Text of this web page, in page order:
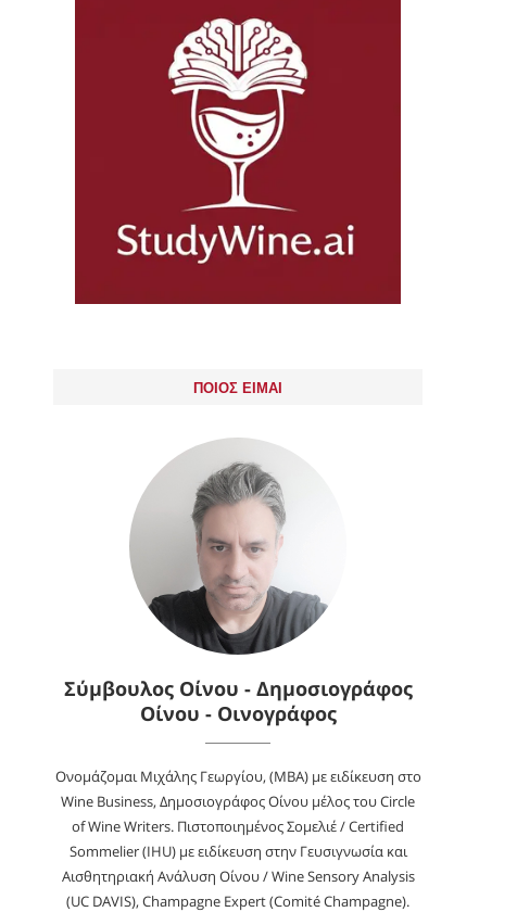
ΠΟΙΟΣ ΕΙΜΑΙ
Σύμβουλος Οίνου - Δημοσιογράφος
Οίνου - Οινογράφος
Ονομάζομαι Μιχάλης Γεωργίου, (MBA) με ειδίκευση στο
Wine Business, Δημοσιογράφος Οίνου μέλος του Circle
of Wine Writers. Πιστοποιημένος Σομελιέ / Certified
Sommelier (IHU) με ειδίκευση στην Γευσιγνωσία και
Αισθητηριακή Ανάλυση Οίνου / Wine Sensory Analysis
(UC DAVIS), Champagne Expert (Comité Champagne).